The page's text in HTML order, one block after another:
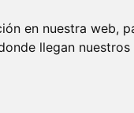
en nuestra web,
llegan